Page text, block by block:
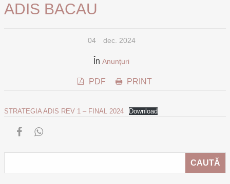
ADIS BACAU
04 dec. 2024
În Anunțuri
PDF PRINT
STRATEGIA ADIS REV 1 – FINAL 2024 Download